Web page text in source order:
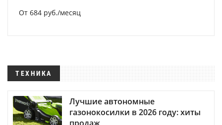
От 684 руб./месяц
ТЕХНИКА
Лучшие автономные
газонокосилки в 2026 году: хиты